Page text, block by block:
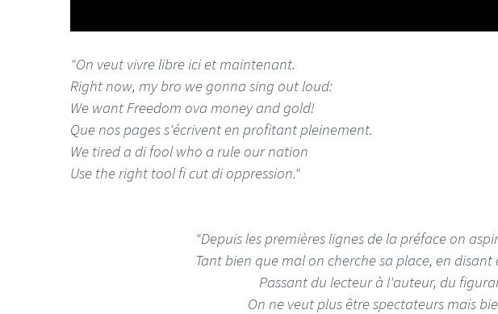
"On veut vivre libre ici et maintenant.
Right now, my bro we gonna sing out loud:
We want Freedom ova money and gold!
Que nos pages s'écrivent en profitant pleinement.
We tired a di fool who a rule our nation
Use the right tool fi cut di oppression."
"Depuis les premières lignes de la préface on
Tant bien que mal on cherche sa place, en disant
Passant du lecteur à l'auteur, du
On ne veut plus être spectateurs mais
LE GROS RIFFIFI
LE GROS RIFFIFI –
Christmas Riffifi 2025 !!!